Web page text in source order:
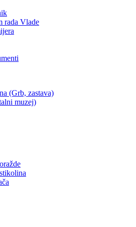
pitanja
rada Vlade
(Grb, zastava)
muzej)